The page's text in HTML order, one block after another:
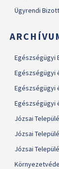
Ügyrendi
Egészségügyi
Egészségügyi
Egészségügyi
Egészségügyi
Józsai
Józsai
Józsai